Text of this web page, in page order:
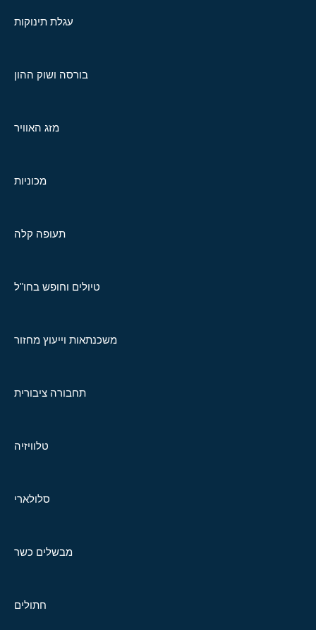
עגלת תינוקות
בורסה ושוק ההון
מזג האוויר
מכוניות
תעופה קלה
טיולים וחופש בחו"ל
משכנתאות וייעוץ מחזור
תחבורה ציבורית
טלוויזיה
סלולארי
מבשלים כשר
חתולים